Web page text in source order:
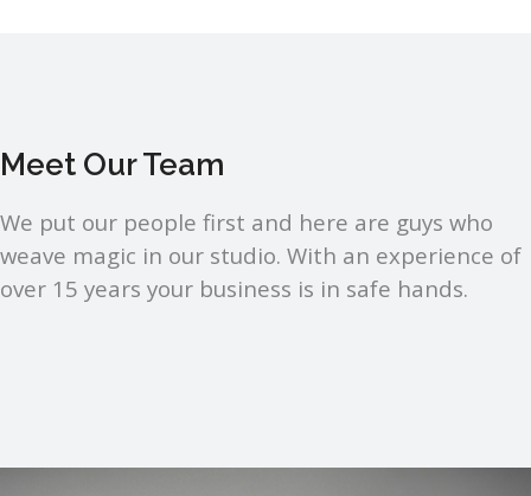
Meet Our Team
We put our people first and here are guys who
weave magic in our studio. With an experience of
over 15 years your business is in safe hands.